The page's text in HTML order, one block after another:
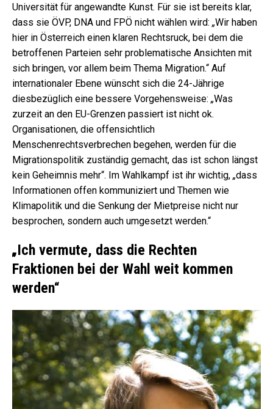
Universität für angewandte Kunst. Für sie ist bereits klar,
dass sie ÖVP, DNA und FPÖ nicht wählen wird: „Wir haben
hier in Österreich einen klaren Rechtsruck, bei dem die
betroffenen Parteien sehr problematische Ansichten mit
sich bringen, vor allem beim Thema Migration.“ Auf
internationaler Ebene wünscht sich die 24-Jährige
diesbezüglich eine bessere Vorgehensweise: „Was
zurzeit an den EU-Grenzen passiert ist nicht ok.
Organisationen, die offensichtlich
Menschenrechtsverbrechen begehen, werden für die
Migrationspolitik zuständig gemacht, das ist schon längst
kein Geheimnis mehr“. Im Wahlkampf ist ihr wichtig, „dass
Informationen offen kommuniziert und Themen wie
Klimapolitik und die Senkung der Mietpreise nicht nur
besprochen, sondern auch umgesetzt werden.“
„Ich vermute, dass die Rechten
Fraktionen bei der Wahl weit kommen
werden“